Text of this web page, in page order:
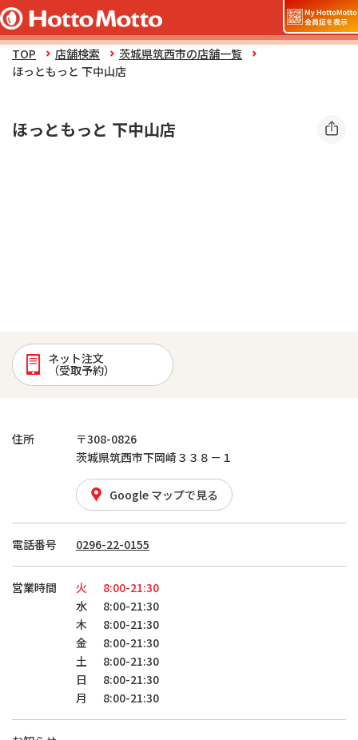
TOP 店舗検索
茨城県筑西市の店舗一覧
ほっともっと 下中山店
ほっともっと 下中山店
ネット注文
（受取予約）
住所
〒308-0826
茨城県筑西市下岡崎３３８－１
Google マップで見る
電話番号 0296-22-0155
営業時間 火
8:00-21:30
水
8:00-21:30
木
8:00-21:30
金
8:00-21:30
土
8:00-21:30
日
8:00-21:30
月
8:00-21:30